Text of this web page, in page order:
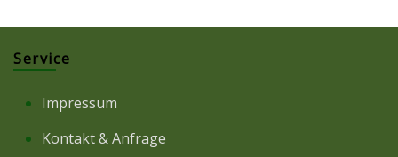
Service
Impressum
Kontakt & Anfrage